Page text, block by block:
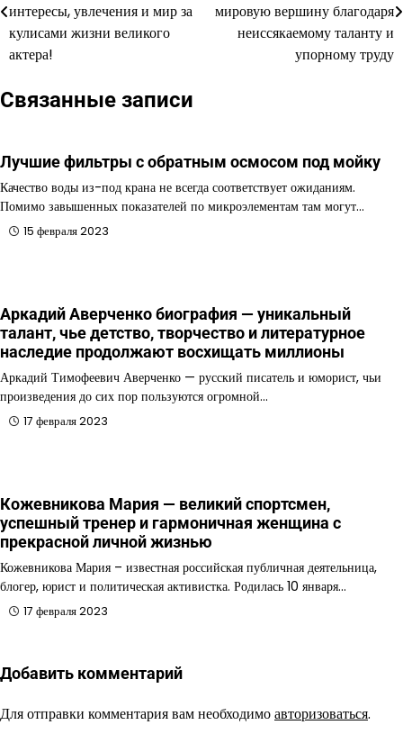
по
записям
интересы, увлечения и мир за
кулисами жизни великого
актера!
мировую вершину благодаря
неиссякаемому таланту и
упорному труду
Связанные записи
Лучшие фильтры с обратным осмосом под мойку
Качество воды из-под крана не всегда соответствует ожиданиям.
Помимо завышенных показателей по микроэлементам там могут…
15 февраля 2023
Аркадий Аверченко биография — уникальный
талант, чье детство, творчество и литературное
наследие продолжают восхищать миллионы
Аркадий Тимофеевич Аверченко — русский писатель и юморист, чьи
произведения до сих пор пользуются огромной…
17 февраля 2023
Кожевникова Мария — великий спортсмен,
успешный тренер и гармоничная женщина с
прекрасной личной жизнью
Кожевникова Мария – известная российская публичная деятельница,
блогер, юрист и политическая активистка. Родилась 10 января…
17 февраля 2023
Добавить комментарий
Для отправки комментария вам необходимоавторизоваться.